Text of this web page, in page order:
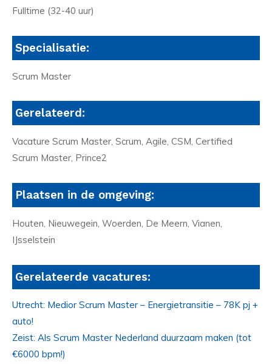
Fulltime (32-40 uur)
Specialisatie:
Scrum Master
Gerelateerd:
Vacature Scrum Master, Scrum, Agile, CSM, Certified
Scrum Master, Prince2
Plaatsen in de omgeving:
Houten, Nieuwegein, Woerden, De Meern, Vianen,
IJsselstein
Gerelateerde vacatures:
Utrecht: Medior Scrum Master – Energietransitie – 78K pj +
auto!
Zeist: Als Scrum Master Nederland duurzaam maken (tot
€6000 bpm!)